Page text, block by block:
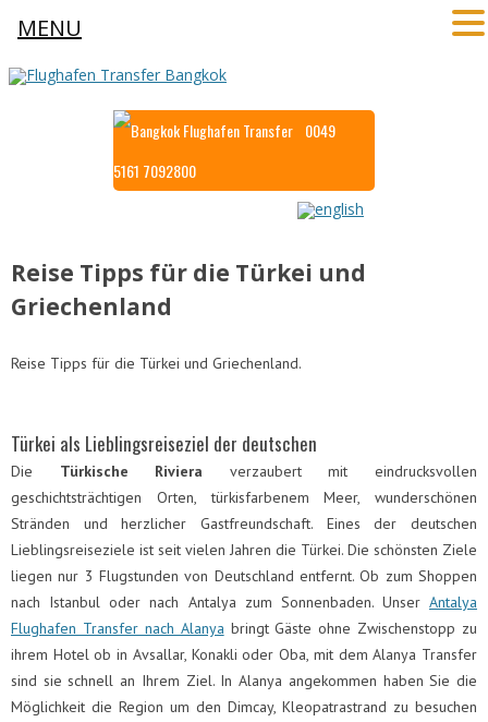
0049
5161 7092800
Reise Tipps für die Türkei und
Griechenland
Reise Tipps für die Türkei und Griechenland.
Türkei als Lieblingsreiseziel der deutschen
Die Türkische Riviera verzaubert mit eindrucksvollen
geschichtsträchtigen Orten, türkisfarbenem Meer, wunderschönen
Stränden und herzlicher Gastfreundschaft. Eines der deutschen
Lieblingsreiseziele ist seit vielen Jahren die Türkei. Die schönsten Ziele
liegen nur 3 Flugstunden von Deutschland entfernt. Ob zum Shoppen
nach Istanbul oder nach Antalya zum Sonnenbaden. Unser Antalya
Flughafen Transfer nach Alanya bringt Gäste ohne Zwischenstopp zu
ihrem Hotel ob in Avsallar, Konakli oder Oba, mit dem Alanya Transfer
sind sie schnell an Ihrem Ziel. In Alanya angekommen haben Sie die
Möglichkeit die Region um den Dimcay, Kleopatrastrand zu besuchen
MENU